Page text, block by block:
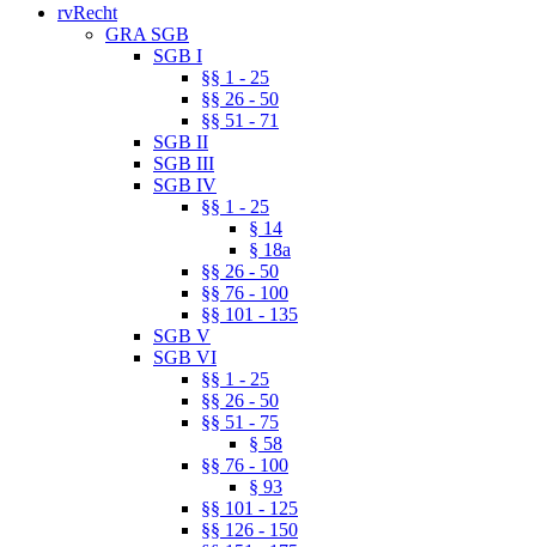
rvRecht
GRA SGB
SGB I
§§ 1 - 25
§§ 26 - 50
§§ 51 - 71
SGB II
SGB III
SGB IV
§§ 1 - 25
§ 14
§ 18a
§§ 26 - 50
§§ 76 - 100
§§ 101 - 135
SGB V
SGB VI
§§ 1 - 25
§§ 26 - 50
§§ 51 - 75
§ 58
§§ 76 - 100
§ 93
§§ 101 - 125
§§ 126 - 150